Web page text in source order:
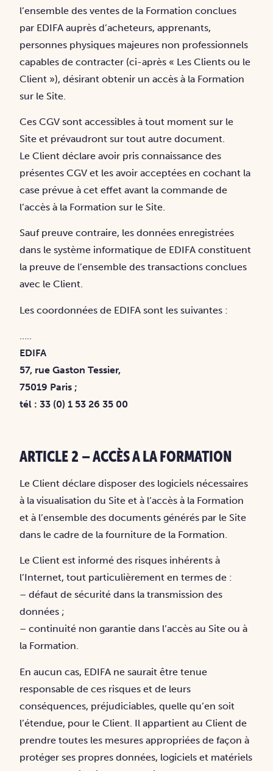
l’ensemble des ventes de la Formation conclues
par EDIFA auprès d’acheteurs, apprenants,
personnes physiques majeures non professionnels
capables de contracter (ci-après « Les Clients ou le
Client »), désirant obtenir un accès à la Formation
sur le Site.
Ces CGV sont accessibles à tout moment sur le
Site et prévaudront sur tout autre document.
Le Client déclare avoir pris connaissance des
présentes CGV et les avoir acceptées en cochant la
case prévue à cet effet avant la commande de
l’accès à la Formation sur le Site.
Sauf preuve contraire, les données enregistrées
dans le système informatique de EDIFA constituent
la preuve de l’ensemble des transactions conclues
avec le Client.
Les coordonnées de EDIFA sont les suivantes :
…..
EDIFA
57, rue Gaston Tessier,
75019 Paris ;
tél : 33 (0) 1 53 26 35 00
ARTICLE 2 – ACCÈS A LA FORMATION
Le Client déclare disposer des logiciels nécessaires
à la visualisation du Site et à l’accès à la Formation
et à l’ensemble des documents générés par le Site
dans le cadre de la fourniture de la Formation.
Le Client est informé des risques inhérents à
l’Internet, tout particulièrement en termes de :
– défaut de sécurité dans la transmission des
données ;
– continuité non garantie dans l’accès au Site ou à
la Formation.
En aucun cas, EDIFA ne saurait être tenue
responsable de ces risques et de leurs
conséquences, préjudiciables, quelle qu’en soit
l’étendue, pour le Client. Il appartient au Client de
prendre toutes les mesures appropriées de façon à
protéger ses propres données, logiciels et matériels